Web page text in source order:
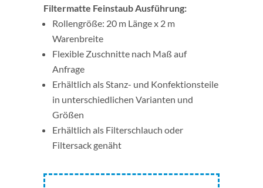
Filtermatte Feinstaub Ausführung:
Rollengröße: 20 m Länge x 2 m
Warenbreite
Flexible Zuschnitte nach Maß auf
Anfrage
Erhältlich als Stanz- und Konfektionsteile
in unterschiedlichen Varianten und
Größen
Erhältlich als Filterschlauch oder
Filtersack genäht